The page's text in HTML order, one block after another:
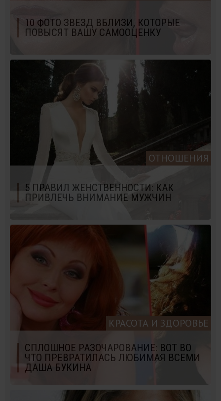
10 ФОТО ЗВЕЗД ВБЛИЗИ, КОТОРЫЕ
ПОВЫСЯТ ВАШУ САМООЦЕНКУ
ОТНОШЕНИЯ
5 ПРАВИЛ ЖЕНСТВЕННОСТИ: КАК
ПРИВЛЕЧЬ ВНИМАНИЕ МУЖЧИН
КРАСОТА И ЗДОРОВЬЕ
СПЛОШНОЕ РАЗОЧАРОВАНИЕ: ВОТ ВО
ЧТО ПРЕВРАТИЛАСЬ ЛЮБИМАЯ ВСЕМИ
ДАША БУКИНА